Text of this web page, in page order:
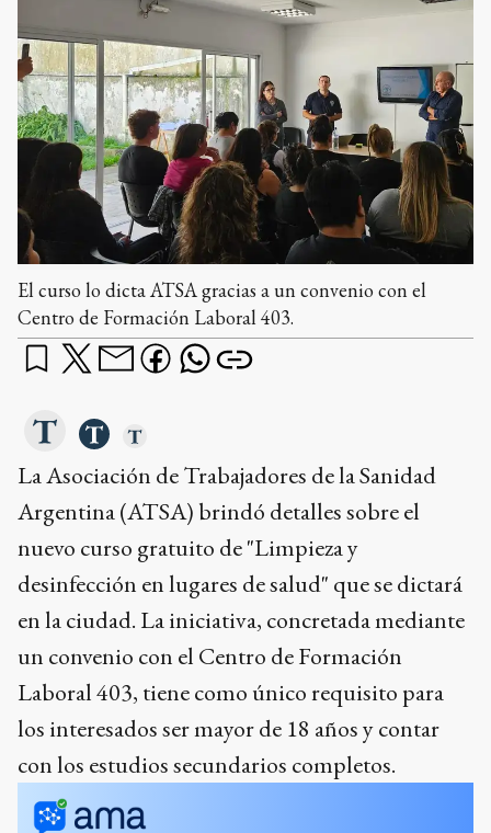
El curso lo dicta ATSA gracias a un convenio con el
Centro de Formación Laboral 403.
La Asociación de Trabajadores de la Sanidad
Argentina (ATSA) brindó detalles sobre el
nuevo curso gratuito de "Limpieza y
desinfección en lugares de salud" que se dictará
en la ciudad. La iniciativa, concretada mediante
un convenio con el Centro de Formación
Laboral 403, tiene como único requisito para
los interesados ser mayor de 18 años y contar
con los estudios secundarios completos.